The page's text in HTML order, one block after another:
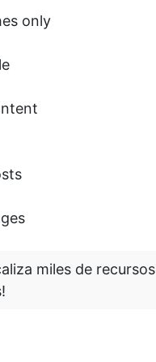
only
miles de recursos